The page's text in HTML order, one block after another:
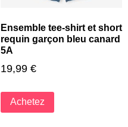
Ensemble tee-shirt et short
requin garçon bleu canard
5A
19,99 €
Achetez